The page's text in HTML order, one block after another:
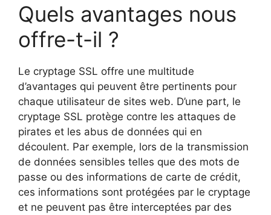
Quels avantages nous
offre-t-il ?
Le cryptage SSL offre une multitude
d’avantages qui peuvent être pertinents pour
chaque utilisateur de sites web. D’une part, le
cryptage SSL protège contre les attaques de
pirates et les abus de données qui en
découlent. Par exemple, lors de la transmission
de données sensibles telles que des mots de
passe ou des informations de carte de crédit,
ces informations sont protégées par le cryptage
et ne peuvent pas être interceptées par des